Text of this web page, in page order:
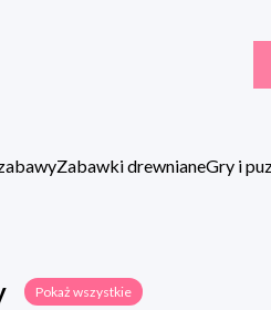
Zabawki drewnianeGry i
Pokaż wszystkie